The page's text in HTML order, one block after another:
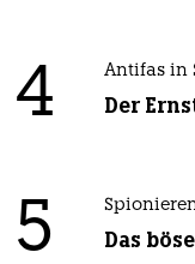
4 Antifas in
Der
5 Das